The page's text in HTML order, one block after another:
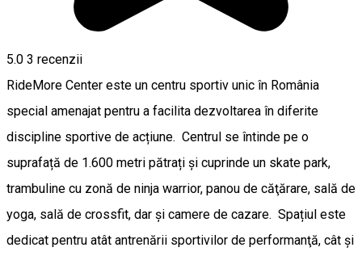
5.0 3 recenzii
RideMore Center este un centru sportiv unic în România
special amenajat pentru a facilita dezvoltarea în diferite
discipline sportive de acțiune. Centrul se întinde pe o
suprafață de 1.600 metri pătrați și cuprinde un skate park,
trambuline cu zonă de ninja warrior, panou de căţărare, sală de
yoga, sală de crossfit, dar şi camere de cazare. Spațiul este
dedicat pentru atât antrenării sportivilor de performanţă, cât şi